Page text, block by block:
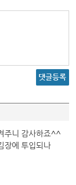
댓글등록
주니 감사하죠^^
장에 투입되나